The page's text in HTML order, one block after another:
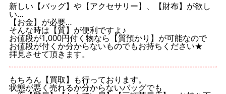
新しい【バッグ】や【アクセサリー】、【財布】が欲し
い…
【お金】が必要…
そんな時は【質】が便利ですよ♪
お値段が1,000円付く物なら【質預かり】が可能なので
お値段が付くか分からないものでもお持ちください★
拝見させて頂きます。
もちろん【買取】も行っております。
状態が悪く売れるか分からないバッグでも